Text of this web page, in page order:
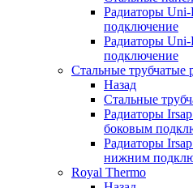
Радиаторы Uni-
подключение
Радиаторы
подключение
Стальные трубчатые
Назад
Стальные
Радиаторы
боковым
Радиаторы
нижним
Royal Thermo